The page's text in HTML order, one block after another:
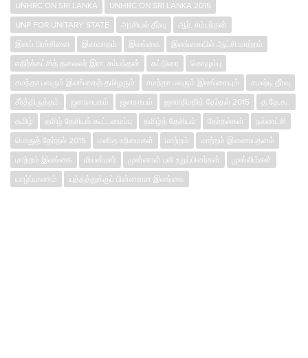
UNHRC ON SRI LANKA
UNHRC ON SRI LANKA 2015
UNP FOR UNITARY STATE
அரசியல் தீர்வு
ஆர். சம்பந்தன்
இனப் பிரச்சினை
இனவாதம் இலங்கை
இலங்கையில் ஆட்சி மாற்றம்
எதிர்க்கட்சித் தலைவர் இரா. சம்பந்தன்
கட்டுரை
கொழும்பு
சமந்தா பவரும் இலங்கைத் தமிழரும்
சமந்தா பவரும் இலங்கையும்
சமஷ்டி தீர்வு
சீர்த்திருத்தம்
ஜனநாயகம் ஜனநாயம் ஜனாதிபதித் தேர்தல் 2015
த.தே.கூ.
தமிழ்
தமிழ் தேசியக் கூட்டமைப்பு தமிழ்த் தேசியம் தேர்தல்கள்
நல்லாட்சி
பொதுத் தேர்தல் 2015
மனித உரிமைகள் மாற்றம்
மாற்றம் இணையதளம்
மாற்றம் இலங்கை
மியன்மார் முன்னாள் புலி உறுப்பினர்கள்
முஸ்லிம்கள்
யாழ்ப்பாணம்
யுத்தத்துக்குப் பின்னரான இலங்கை